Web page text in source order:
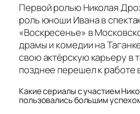
Первой ролью Николая
роль юноши Ивана в
«Воскресенье» в
драмы и комедии на
свою актёрскую карьеру в
позднее перешел к работе
Какие сериалы с участием
пользовались большим